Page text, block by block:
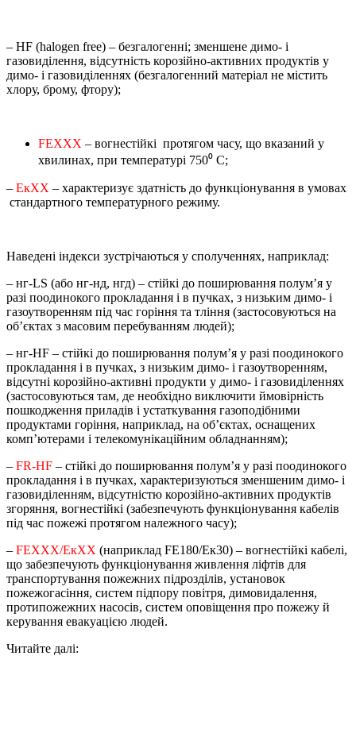
– HF (halogen free) – безгалогенні; зменшене димо- і
газовиділення, відсутність корозійно-активних продуктів у
димо- і газовиділеннях (безгалогенний матеріал не містить
хлору, брому, фтору);
FEХХХ – вогнестійкі протягом часу, що вказаний у
хвилинах, при температурі 750⁰ С;
– ЕкХХ – характеризує здатність до функціонування в умовах
стандартного температурного режиму.
Наведені індекси зустрічаються у сполученнях, наприклад:
– нг-LS (або нг-нд, нгд) – стійкі до поширювання полум’я у
разі поодинокого прокладання і в пучках, з низьким димо- і
газоутворенням під час горіння та тління (застосовуються на
об’єктах з масовим перебуванням людей);
– нг-HF – стійкі до поширювання полум’я у разі поодинокого
прокладання і в пучках, з низьким димо- і газоутворенням,
відсутні корозійно-активні продукти у димо- і газовиділеннях
(застосовуються там, де необхідно виключити ймовірність
пошкодження приладів і устаткування газоподібними
продуктами горіння, наприклад, на об’єктах, оснащених
комп’ютерами і телекомунікаційним обладнанням);
– FR-HF – стійкі до поширювання полум’я у разі поодинокого
прокладання і в пучках, характеризуються зменшеним димо- і
газовиділенням, відсутністю корозійно-активних продуктів
згоряння, вогнестійкі (забезпечують функціонування кабелів
під час пожежі протягом належного часу);
– FEХХХ/EкХХ (наприклад FE180/Eк30) – вогнестійкі кабелі,
що забезпечують функціонування живлення ліфтів для
транспортування пожежних підрозділів, установок
пожежогасіння, систем підпору повітря, димовидалення,
протипожежних насосів, систем оповіщення про пожежу й
керування евакуацією людей.
Читайте далі: